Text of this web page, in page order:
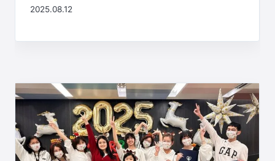
2025.08.12